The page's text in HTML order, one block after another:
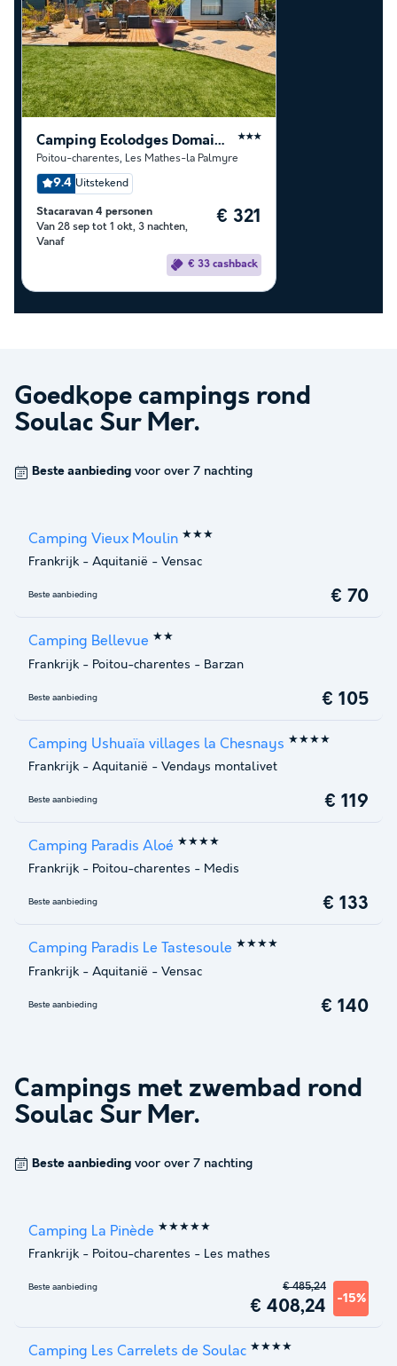
Camping Ecolodges Domaine de la Forêt ★★★
Poitou-charentes, Les Mathes-la Palmyre
9.4 Uitstekend
Stacaravan 4 personen
Van 28 sep tot 1 okt, 3 nachten,
Vanaf
€ 321
€ 33 cashback
Goedkope campings rond
Soulac Sur Mer.
Beste aanbieding voor over 7 nachting
Camping Vieux Moulin ★★★
Frankrijk - Aquitanië - Vensac
Beste aanbieding € 70
Camping Bellevue ★★
Frankrijk - Poitou-charentes - Barzan
Beste aanbieding € 105
Camping Ushuaïa villages la Chesnays ★★★★
Frankrijk - Aquitanië - Vendays montalivet
Beste aanbieding € 119
Camping Paradis Aloé ★★★★
Frankrijk - Poitou-charentes - Medis
Beste aanbieding € 133
Camping Paradis Le Tastesoule ★★★★
Frankrijk - Aquitanië - Vensac
Beste aanbieding € 140
Campings met zwembad rond
Soulac Sur Mer.
Beste aanbieding voor over 7 nachting
Camping La Pinède ★★★★★
Frankrijk - Poitou-charentes - Les mathes
Beste aanbieding
€ 408,24 -15%
€ 485,24
Camping Les Carrelets de Soulac ★★★★